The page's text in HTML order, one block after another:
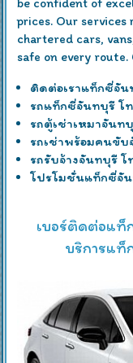
prices. Our
chartered cars,
safe on every route.
ติดต่อเราแท็กซี่จัน
รถแท็กซี่จันทบุรี โ
รถตู้เช่าเหมาจันท
รถเช่าพร้อมคนขับ
รถรับจ้างจันทบุรี โ
โปรโมชั่นแท็กซี่จัน
เบอร์ติดต่อแท็
บริการแท็